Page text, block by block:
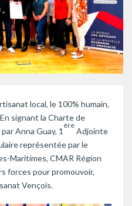
local, le 100% humain,
signant la Charte de
Anna Guay, 1
ère
Adjointe
représentée par le
Maritimes, CMAR Région
forces pour promouvoir,
Vençois.